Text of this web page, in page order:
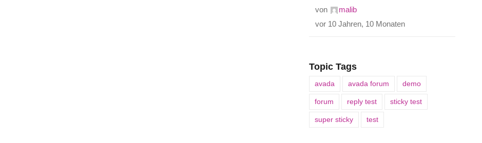
von
malib
vor 10 Jahren, 10 Monaten
Topic Tags
avada avada forum demo
forum reply test sticky test
super sticky test